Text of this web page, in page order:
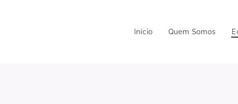
Início Quem Somos